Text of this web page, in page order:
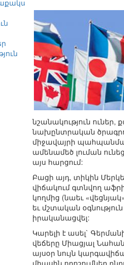
նշանակություն
նախընտրական
միջավայրի
ամենամեծ լուման
այս հարցում:
Բացի այդ, տիկին
վիճակում գտնվող
կողմից (նաեւ
եւ մշտական
իրականացվել:
Կարելի է ասել`
վեճերը Միացյալ
այսօր նույն